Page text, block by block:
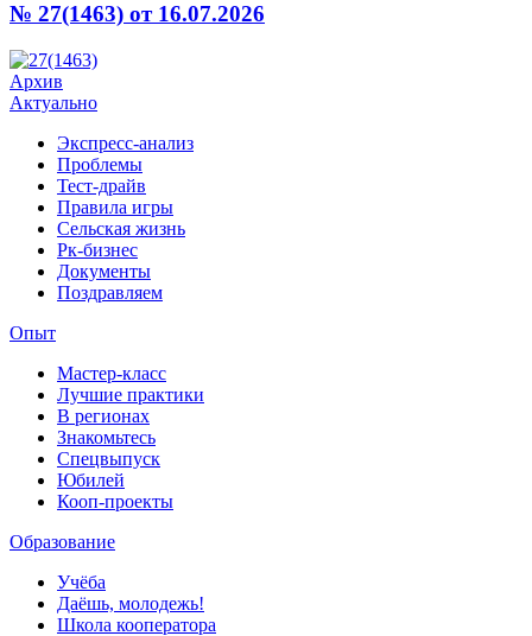
№ 27(1463) от 16.07.2026
Архив
Актуально
Экспресс-анализ
Проблемы
Тест-драйв
Правила игры
Сельская жизнь
Рк-бизнес
Документы
Поздравляем
Опыт
Мастер-класс
Лучшие практики
В регионах
Знакомьтесь
Спецвыпуск
Юбилей
Кооп-проекты
Образование
Учёба
Даёшь, молодежь!
Школа кооператора